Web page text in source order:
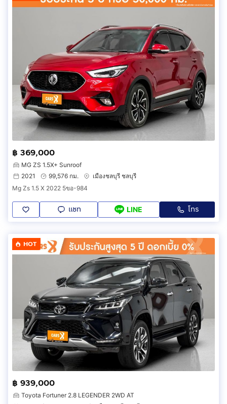
฿ 369,000
MG ZS 1.5X+ Sunroof
2021
99,576 กม.
เมืองชลบุรี ชลบุรี
Mg Zs 1.5 X 2022 5ขอ-984
แชท LINE โทร
HOT
฿ 939,000
Toyota Fortuner 2.8 LEGENDER 2WD AT